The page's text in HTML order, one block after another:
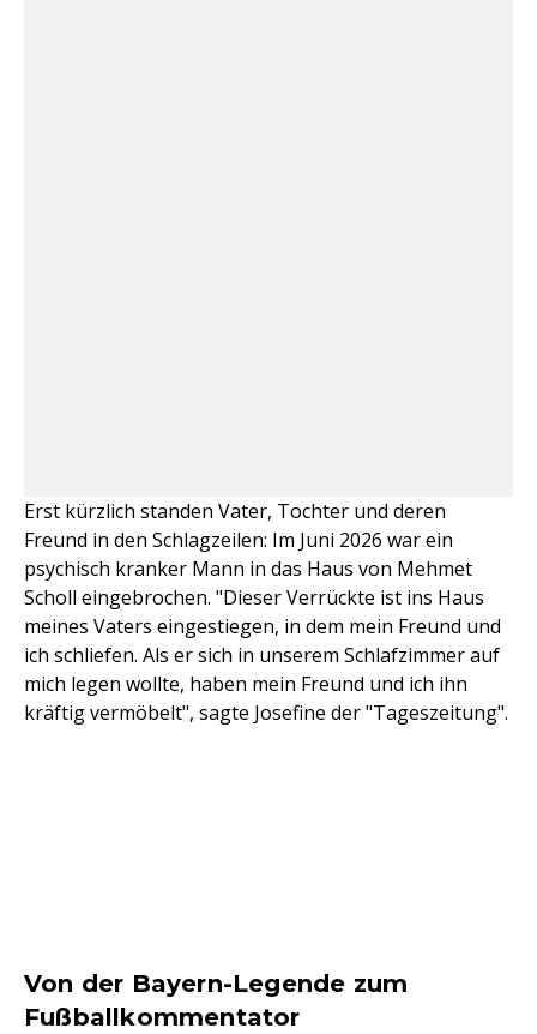
Erst kürzlich standen Vater, Tochter und deren
Freund in den Schlagzeilen: Im Juni 2026 war ein
psychisch kranker Mann in das Haus von Mehmet
Scholl eingebrochen. "Dieser Verrückte ist ins Haus
meines Vaters eingestiegen, in dem mein Freund und
ich schliefen. Als er sich in unserem Schlafzimmer auf
mich legen wollte, haben mein Freund und ich ihn
kräftig vermöbelt", sagte Josefine der "Tageszeitung".
Von der Bayern-Legende zum
Fußballkommentator